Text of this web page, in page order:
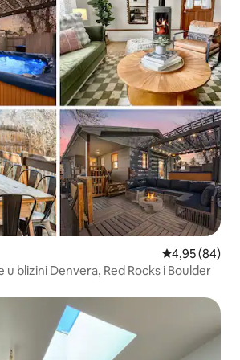
Prosječna
4,95 (84)
u blizini Denvera, Red Rocks i Boulder